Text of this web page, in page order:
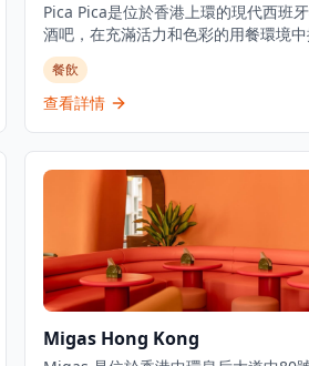
Pica Pica是位於香港上環的現代西班
酒吧，在充滿活力和色彩的用餐環境中
經典西班牙菜餚的現代演繹 。餐廳擁有
風格但溫馨的氛圍，採用木材和磚塊裝
為品酒和享用小食創造理想環境 。在主
供商務午餐菜單 。這家餐廳在
上獲得4.8分（滿分5分）的高評價，在
13,649家餐廳中排名第17位 。Pica
供正宗的西班牙用餐體驗，氣氛絕佳，
為享受輕鬆夜晚和美味小食的首選之
餐飲
查看詳情
Migas Hong Kong